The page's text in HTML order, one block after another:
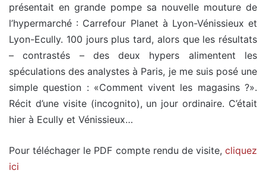
présentait en grande pompe sa nouvelle mouture de
l’hypermarché : Carrefour Planet à Lyon-Vénissieux et
Lyon-Ecully. 100 jours plus tard, alors que les résultats
– contrastés – des deux hypers alimentent les
spéculations des analystes à Paris, je me suis posé une
simple question : «Comment vivent les magasins ?».
Récit d’une visite (incognito), un jour ordinaire. C’était
hier à Ecully et Vénissieux…
Pour téléchager le PDF compte rendu de visite, cliquez
ici